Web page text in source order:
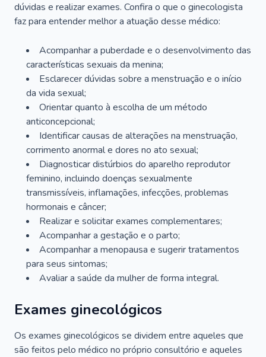
dúvidas e realizar exames. Confira o que o ginecologista
faz para entender melhor a atuação desse médico:
Acompanhar a puberdade e o desenvolvimento das
características sexuais da menina;
Esclarecer dúvidas sobre a menstruação e o início
da vida sexual;
Orientar quanto à escolha de um método
anticoncepcional;
Identificar causas de alterações na menstruação,
corrimento anormal e dores no ato sexual;
Diagnosticar distúrbios do aparelho reprodutor
feminino, incluindo doenças sexualmente
transmissíveis, inflamações, infecções, problemas
hormonais e câncer;
Realizar e solicitar exames complementares;
Acompanhar a gestação e o parto;
Acompanhar a menopausa e sugerir tratamentos
para seus sintomas;
Avaliar a saúde da mulher de forma integral.
Exames ginecológicos
Os exames ginecológicos se dividem entre aqueles que
são feitos pelo médico no próprio consultório e aqueles